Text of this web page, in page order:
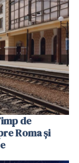
de
Roma și